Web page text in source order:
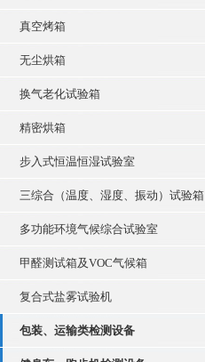
真空烤箱
无尘烘箱
换气老化试验箱
精密烘箱
步入式恒温恒湿试验室
三综合（温度、湿度、振动）试验箱
多功能环境气候综合试验室
甲醛测试箱及VOC气候箱
复合式盐雾试验机
包装、运输类检测设备